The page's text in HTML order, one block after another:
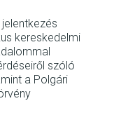
kereskedelmi
szóló
a Polgári